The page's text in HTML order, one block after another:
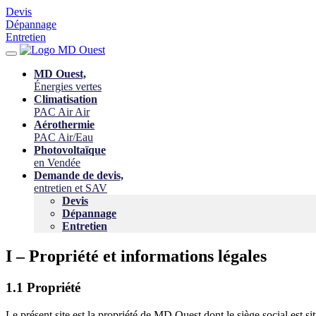
Devis
Dépannage
Entretien
MD Ouest,
Énergies vertes
Climatisation
PAC Air Air
Aérothermie
PAC Air/Eau
Photovoltaïque
en Vendée
Demande de devis,
entretien et SAV
Devis
Dépannage
Entretien
I – Propriété et informations légales
1.1 Propriété